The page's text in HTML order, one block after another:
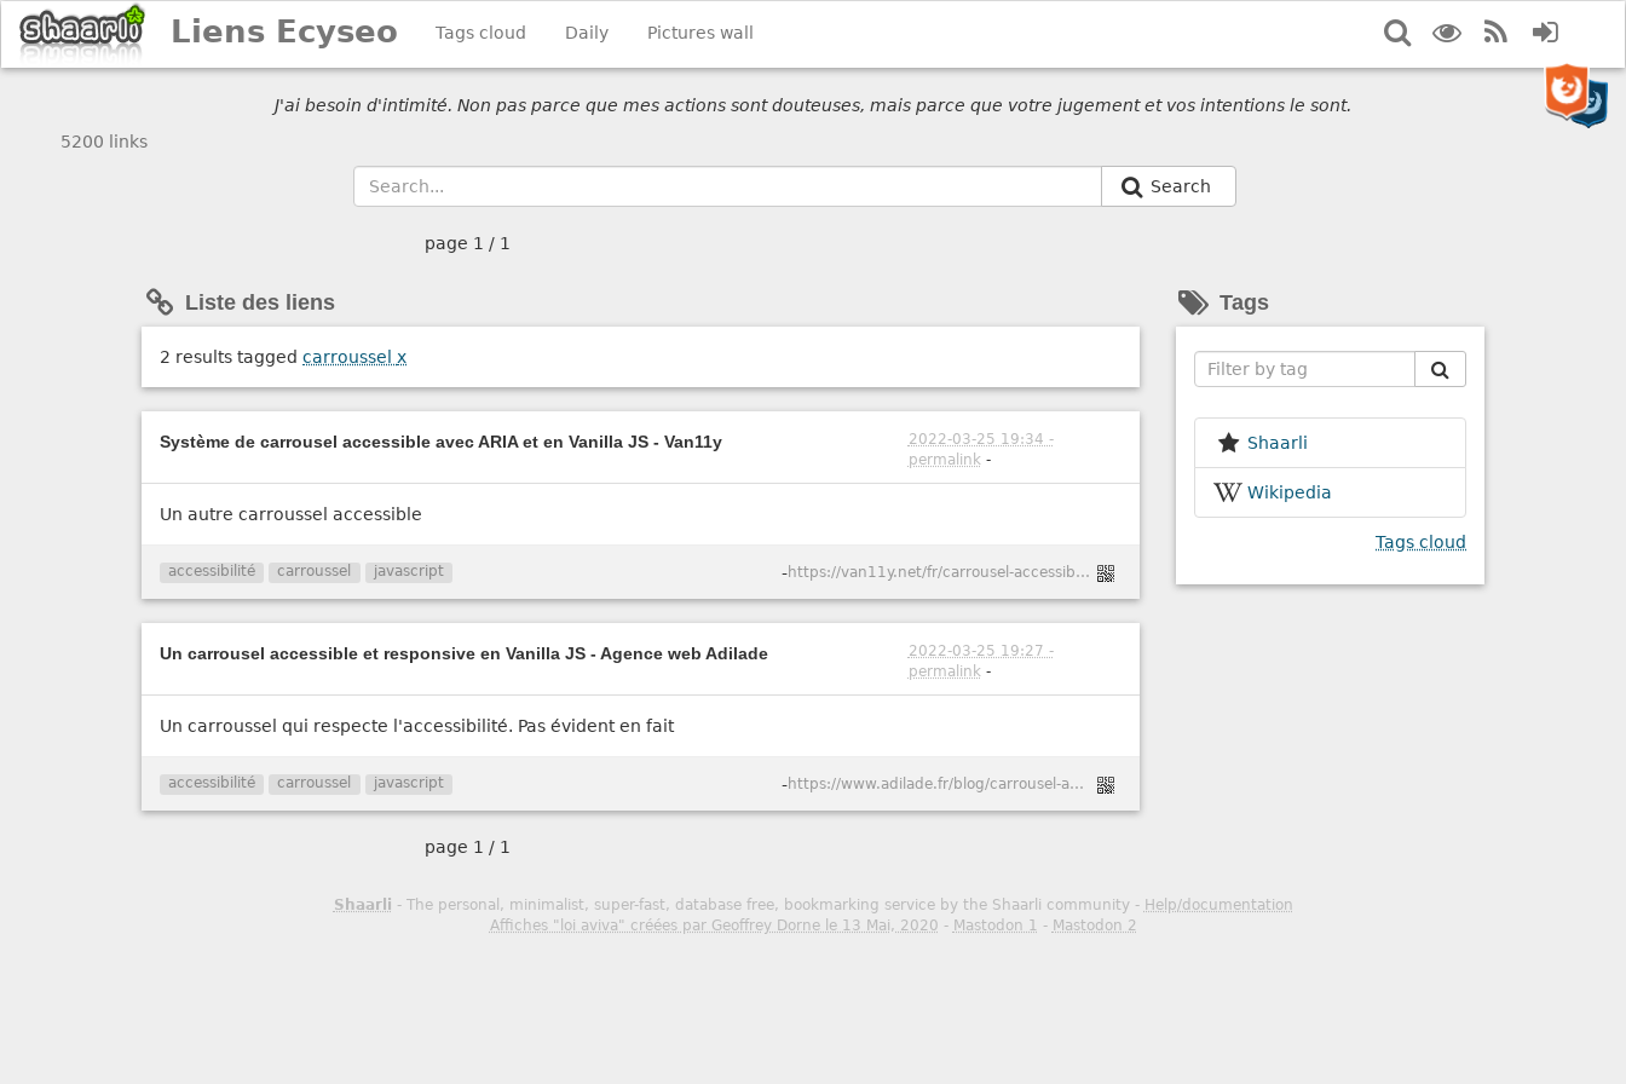
Liens Ecyseo Tags cloud Daily Pictures wall SearchDisplay
RSS
J'ai besoin d'intimité. Non pas parce que mes actions sont douteuses, mais parce que votre jugement et vos intentions le sont.
5200 links
Search
page 1 / 1
Liste des liens
2 results tagged carroussel x
Système de carrousel accessible avec ARIA et en Vanilla JS - Van11y
2022-03-25 19:34 -
permalink-
Un autre carroussel accessible
accessibilité carroussel javascript - https://van11y.net/fr/carrousel-accessible/
Un carrousel accessible et responsive en Vanilla JS - Agence web Adilade
2022-03-25 19:27 -
permalink-
Un carroussel qui respecte l'accessibilité. Pas évident en fait
accessibilité carroussel javascript - https://www.adilade.fr/blog/carrousel-accessible-responsive-vanillajs/
page 1 / 1
Tags
Shaarli
Wikipedia
Tags cloud
Shaarli - The personal, minimalist, super-fast, database free, bookmarking service by the Shaarli community - Help/documentation
Affiches "loi aviva" créées par Geoffrey Dorne le 13 Mai, 2020 - Mastodon 1 - Mastodon 2